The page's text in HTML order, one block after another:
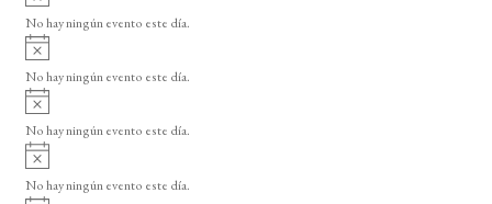
o
v
i
o
No hay ningún evento este día.
A
v
i
o
No hay ningún evento este día.
A
v
i
o
No hay ningún evento este día.
A
v
i
No hay ningún evento este día.